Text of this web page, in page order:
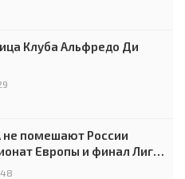
Клуба Альфредо Ди
не помешают России
Европы и финал Лиги